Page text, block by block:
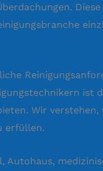
ist
Wir
erfüllen.
Autohaus,